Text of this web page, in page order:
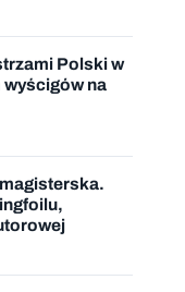
Polski w
wyścigów na